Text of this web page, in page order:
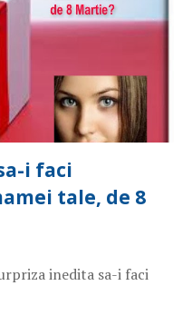
i faci
tale, de 8
inedita sa-i faci